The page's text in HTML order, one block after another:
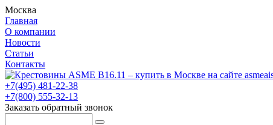
Москва
Главная
О компании
Новости
Статьи
Контакты
+7(495) 481-22-38
+7(800) 555-32-13
Заказать обратный звонок